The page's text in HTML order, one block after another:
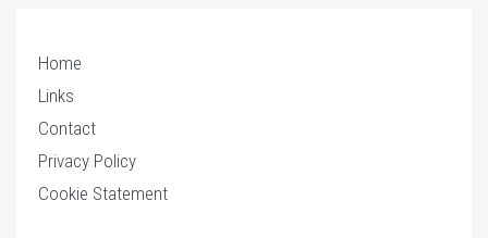
Home
Links
Contact
Privacy Policy
Cookie Statement